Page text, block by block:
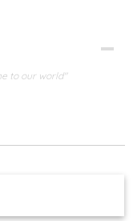
to our world"